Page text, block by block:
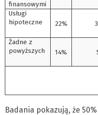
finansowymi
Usługi
hipoteczne
22%
Żadne z
powyższych
14%
Badania pokazują, że